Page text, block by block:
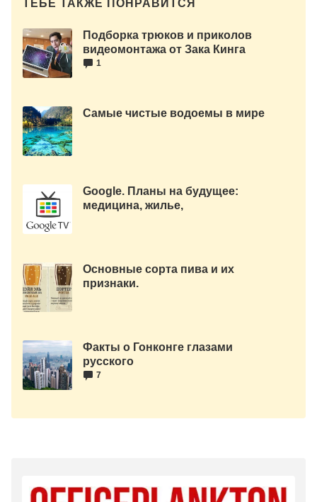
ТЕБЕ ТАКЖЕ ПОНРАВИТСЯ
Подборка трюков и приколов
видеомонтажа от Зака Кинга
1
Cамые чистые водоемы в мире
Google. Планы на будущее:
медицина, жилье,
Основные сорта пива и их
признаки.
Факты о Гонконге глазами
русского
7